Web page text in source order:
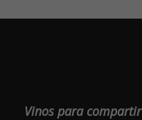
Vinos para